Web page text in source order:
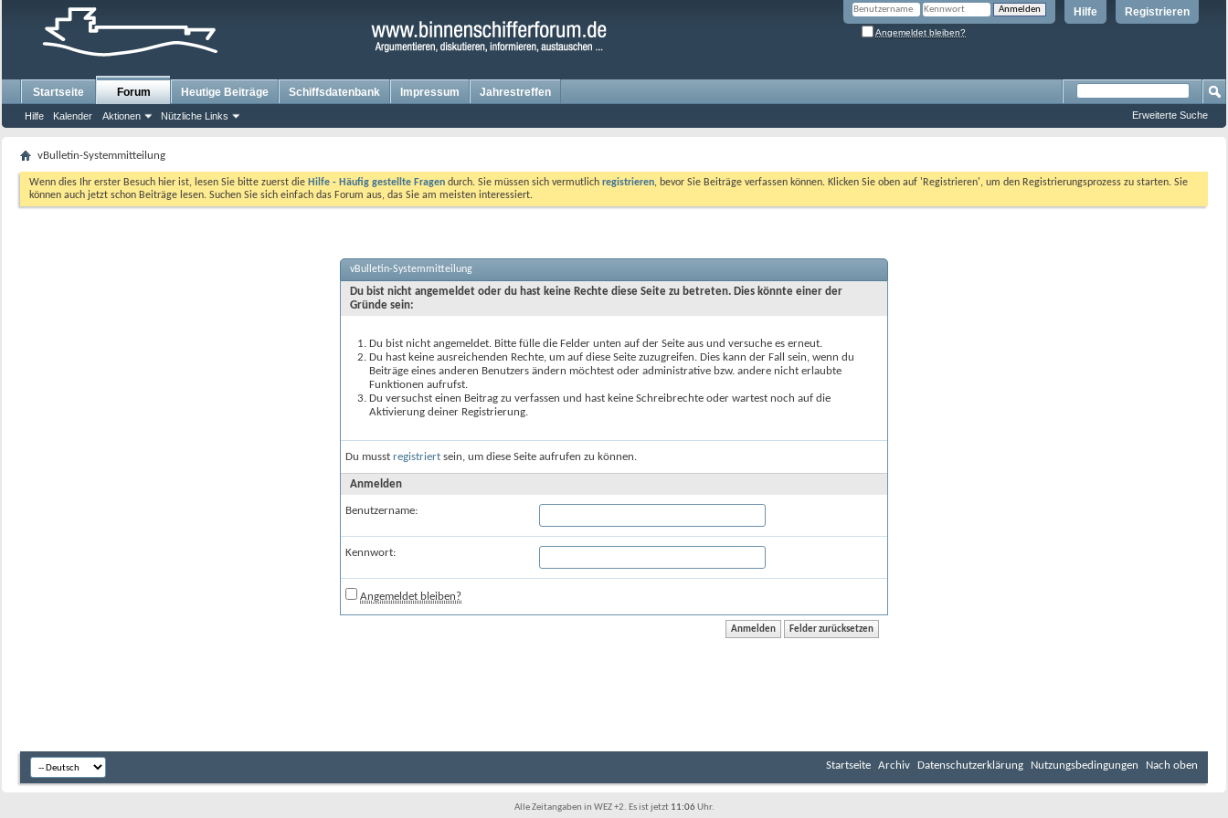
Registrieren
Hilfe
Angemeldet bleiben?
Startseite Forum
Hilfe Kalender Aktionen Nützliche Links
Heutige Beiträge Schiffsdatenbank Impressum Jahrestreffen
Erweiterte Suche
vBulletin-Systemmitteilung
Wenn dies Ihr erster Besuch hier ist, lesen Sie bitte zuerst die Hilfe - Häufig gestellte Fragen durch. Sie müssen sich vermutlich registrieren, bevor Sie Beiträge verfassen können. Klicken Sie oben auf 'Registrieren', um den Registrierungsprozess zu starten. Sie
können auch jetzt schon Beiträge lesen. Suchen Sie sich einfach das Forum aus, das Sie am meisten interessiert.
vBulletin-Systemmitteilung
Du bist nicht angemeldet oder du hast keine Rechte diese Seite zu betreten. Dies könnte einer der
Gründe sein:
Du bist nicht angemeldet. Bitte fülle die Felder unten auf der Seite aus und versuche es erneut.
Du hast keine ausreichenden Rechte, um auf diese Seite zuzugreifen. Dies kann der Fall sein, wenn du
Beiträge eines anderen Benutzers ändern möchtest oder administrative bzw. andere nicht erlaubte
Funktionen aufrufst.
Du versuchst einen Beitrag zu verfassen und hast keine Schreibrechte oder wartest noch auf die
Aktivierung deiner Registrierung.
Du musst registriert sein, um diese Seite aufrufen zu können.
Anmelden
Benutzername:
Kennwort:
Angemeldet bleiben?
Startseite Archiv Datenschutzerklärung Nutzungsbedingungen Nach oben
Alle Zeitangaben in WEZ +2. Es ist jetzt 11:06Uhr.